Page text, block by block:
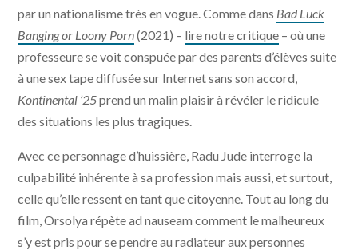
par un nationalisme très en vogue. Comme dans Bad Luck
Banging or Loony Porn(2021) – lire notre critique – où une
professeure se voit conspuée par des parents d’élèves suite
à une sex tape diffusée sur Internet sans son accord,
Kontinental ’25prend un malin plaisir à révéler le ridicule
des situations les plus tragiques.
Avec ce personnage d’huissière, Radu Jude interroge la
culpabilité inhérente à sa profession mais aussi, et surtout,
celle qu’elle ressent en tant que citoyenne. Tout au long du
film, Orsolya répète ad nauseam comment le malheureux
s’y est pris pour se pendre au radiateur aux personnes